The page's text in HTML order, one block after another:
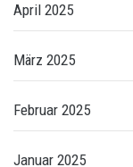
April 2025
März 2025
Februar 2025
Januar 2025